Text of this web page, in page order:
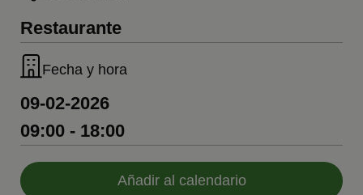
Restaurante
Fecha y hora
09-02-2026
09:00 - 18:00
Añadir al calendario